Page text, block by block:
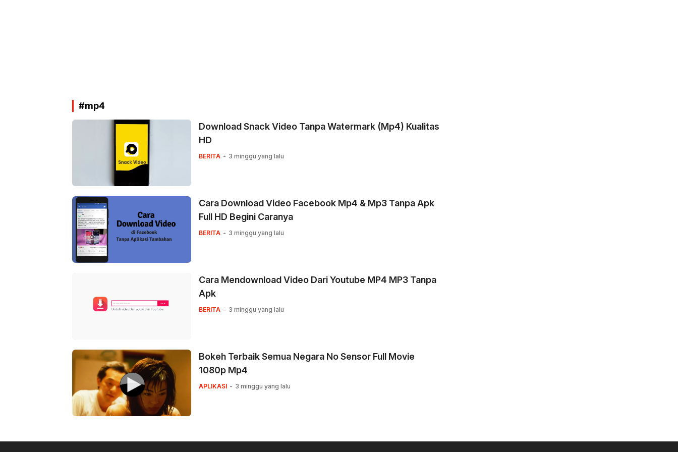
#mp4
Download Snack Video Tanpa Watermark (Mp4) Kualitas
HD
BERITA 3 minggu yang lalu
Cara Download Video Facebook Mp4 & Mp3 Tanpa Apk
Full HD Begini Caranya
BERITA 3 minggu yang lalu
Cara Mendownload Video Dari Youtube MP4 MP3 Tanpa
Apk
BERITA 3 minggu yang lalu
Bokeh Terbaik Semua Negara No Sensor Full Movie
1080p Mp4
APLIKASI 3 minggu yang lalu